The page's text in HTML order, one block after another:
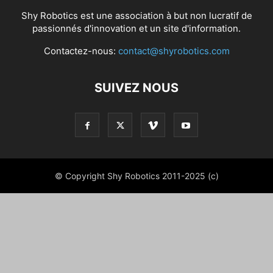
Shy Robotics est une association à but non lucratif de
passionnés d'innovation et un site d'information.
Contactez-nous: contact@shyrobotics.com
SUIVEZ NOUS
© Copyright Shy Robotics 2011-2025 (c)